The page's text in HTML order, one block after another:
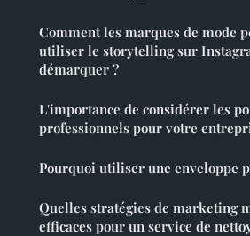
Comment les marques de mode
utiliser le storytelling sur
démarquer ?
L'importance de considérer les
professionnels pour votre
Pourquoi utiliser une enveloppe
Quelles stratégies de marketing
efficaces pour un service de